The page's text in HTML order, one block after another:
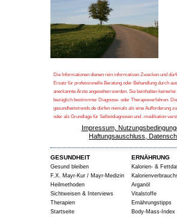
Die Informationen dienen rein informativen Zwecken und
Ersatz für professionelle Beratung oder Behandlung durch
anerkannte Ärzte angesehen werden. Sie beinhalten
bezüglich bestimmter Diagnose- oder Therapieverfahren.
gesundheitstrends.de dürfen niemals als eine Aufforderung
oder als Grundlage für Selbstdiagnosen und -medikation
Impressum,
Haftungsauschluss,
GESUNDHEIT
Gesund bleiben
F.X. Mayr-Kur / Mayr-Medizin
Heilmethoden
Sichtweisen & Interviews
Therapien
Startseite
ERNÄHRUNG
Kalorien- &
Arganöl
Vitalstoffe
Ernährungstipps
Body-Mass-Index